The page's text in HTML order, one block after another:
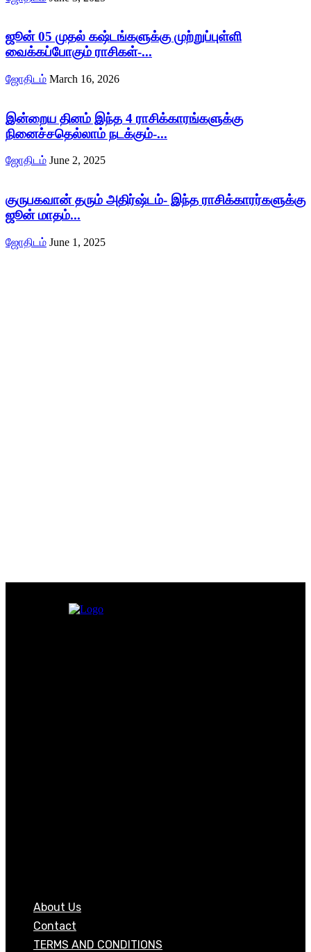
ஜூன் 05 முதல் கஷ்டங்களுக்கு முற்றுப்புள்ளி
வைக்கப்போகும் ராசிகள்-...
ஜோதிடம் March 16, 2026
இன்றைய தினம் இந்த 4 ராசிக்காரங்களுக்கு
நினைச்சதெல்லாம் நடக்கும்-...
ஜோதிடம் June 2, 2025
குருபகவான் தரும் அதிர்ஷ்டம்- இந்த ராசிக்காரர்களுக்கு
ஜூன் மாதம்...
ஜோதிடம் June 1, 2025
About Us
Contact
TERMS AND CONDITIONS